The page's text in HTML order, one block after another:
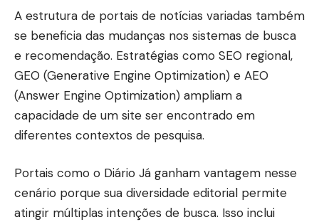
A estrutura de portais de notícias variadas também
se beneficia das mudanças nos sistemas de busca
e recomendação. Estratégias como SEO regional,
GEO (Generative Engine Optimization) e AEO
(Answer Engine Optimization) ampliam a
capacidade de um site ser encontrado em
diferentes contextos de pesquisa.
Portais como o Diário Já ganham vantagem nesse
cenário porque sua diversidade editorial permite
atingir múltiplas intenções de busca. Isso inclui